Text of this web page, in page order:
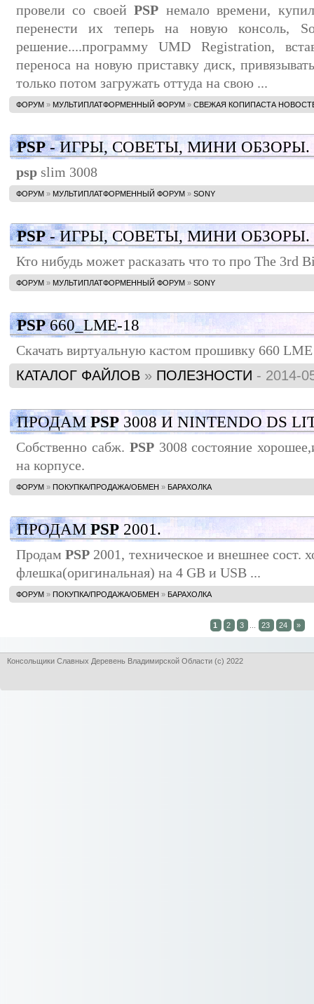
провели со своейPSP немало времени,
перенести их теперь на новую консоль,
решение....программу UMD Registration,
переноса на новую приставку диск,
только потом загружать оттуда на свою ...
ФОРУМ » МУЛЬТИПЛАТФОРМЕННЫЙ ФОРУМ » СВЕЖАЯ КОПИПАСТА
PSP- ИГРЫ, СОВЕТЫ, МИНИ ОБЗОРЫ.
psp slim 3008
ФОРУМ » МУЛЬТИПЛАТФОРМЕННЫЙ ФОРУМ » SONY
PSP- ИГРЫ, СОВЕТЫ, МИНИ ОБЗОРЫ.
Кто нибудь может расказать что то про The 3rd
ФОРУМ » МУЛЬТИПЛАТФОРМЕННЫЙ ФОРУМ » SONY
PSP660_LME-18
Скачать виртуальную кастом прошивку 660
КАТАЛОГ ФАЙЛОВ » ПОЛЕЗНОСТИ - 2014-
ПРОДАМPSP 3008 И NINTENDO DS
Собственно сабж. PSP3008 состояние
на корпусе.
ФОРУМ » ПОКУПКА/ПРОДАЖА/ОБМЕН » БАРАХОЛКА
ПРОДАМPSP 2001.
ПродамPSP 2001, техническое и внешнее сост.
флешка(оригинальная) на 4 GB и USB ...
ФОРУМ » ПОКУПКА/ПРОДАЖА/ОБМЕН » БАРАХОЛКА
1 2 3 23 24 »
Консольщики Славных Деревень Владимирской Области (с) 2022